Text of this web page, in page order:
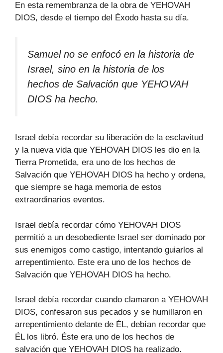
En esta remembranza de la obra de YEHOVAH
DIOS, desde el tiempo del Éxodo hasta su día.
Samuel no se enfocó en la historia de
Israel, sino en la historia de los
hechos de Salvación que YEHOVAH
DIOS ha hecho.
Israel debía recordar su liberación de la esclavitud
y la nueva vida que YEHOVAH DIOS les dio en la
Tierra Prometida, era uno de los hechos de
Salvación que YEHOVAH DIOS ha hecho y ordena,
que siempre se haga memoria de estos
extraordinarios eventos.
Israel debía recordar cómo YEHOVAH DIOS
permitió a un desobediente Israel ser dominado por
sus enemigos como castigo, intentando guiarlos al
arrepentimiento. Este era uno de los hechos de
Salvación que YEHOVAH DIOS ha hecho.
Israel debía recordar cuando clamaron a YEHOVAH
DIOS, confesaron sus pecados y se humillaron en
arrepentimiento delante de ÉL, debían recordar que
ÉL los libró. Éste era uno de los hechos de
salvación que YEHOVAH DIOS ha realizado.